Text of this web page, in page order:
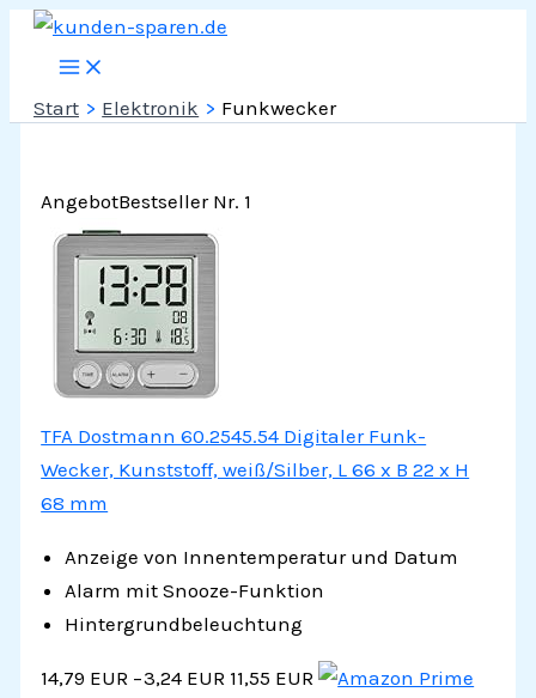
Zum
Inhalt
Start Elektronik Funkwecker
AngebotBestseller Nr. 1
TFA Dostmann 60.2545.54 Digitaler Funk-
Wecker, Kunststoff, weiß/Silber, L 66 x B 22 x H
68 mm
Anzeige von Innentemperatur und Datum
Alarm mit Snooze-Funktion
Hintergrundbeleuchtung
14,79 EUR −3,24 EUR 11,55 EUR